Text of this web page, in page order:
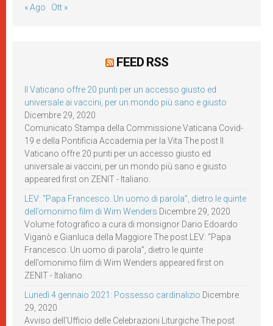
« Ago Ott »
FEED RSS
Il Vaticano offre 20 punti per un accesso giusto ed
universale ai vaccini, per un mondo più sano e giusto
Dicembre 29, 2020
Comunicato Stampa della Commissione Vaticana Covid-
19 e della Pontificia Accademia per la Vita The post Il
Vaticano offre 20 punti per un accesso giusto ed
universale ai vaccini, per un mondo più sano e giusto
appeared first on ZENIT - Italiano.
LEV: “Papa Francesco. Un uomo di parola”, dietro le quinte
dell’omonimo film di Wim Wenders Dicembre 29, 2020
Volume fotografico a cura di monsignor Dario Edoardo
Viganò e Gianluca della Maggiore The post LEV: “Papa
Francesco. Un uomo di parola”, dietro le quinte
dell’omonimo film di Wim Wenders appeared first on
ZENIT - Italiano.
Lunedì 4 gennaio 2021: Possesso cardinalizio Dicembre
29, 2020
Avviso dell’Ufficio delle Celebrazioni Liturgiche The post